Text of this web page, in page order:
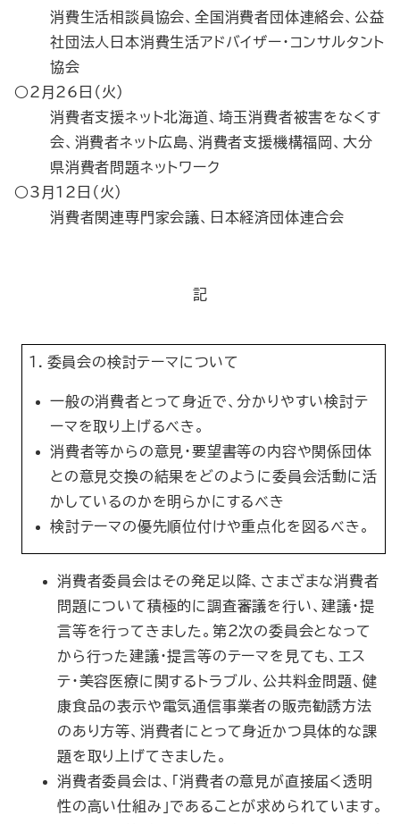
消費生活相談員協会、全国消費者団体連絡会、公益
社団法人日本消費生活アドバイザー・コンサルタント
協会
○2月26日（火）
消費者支援ネット北海道、埼玉消費者被害をなくす
会、消費者ネット広島、消費者支援機構福岡、大分
県消費者問題ネットワーク
○3月12日（火）
消費者関連専門家会議、日本経済団体連合会
記
１．委員会の検討テーマについて
一般の消費者とって身近で、分かりやすい検討テ
ーマを取り上げるべき。
消費者等からの意見・要望書等の内容や関係団体
との意見交換の結果をどのように委員会活動に活
かしているのかを明らかにするべき
検討テーマの優先順位付けや重点化を図るべき。
消費者委員会はその発足以降、さまざまな消費者
問題について積極的に調査審議を行い、建議・提
言等を行ってきました。第２次の委員会となって
から行った建議・提言等のテーマを見ても、エス
テ・美容医療に関するトラブル、公共料金問題、健
康食品の表示や電気通信事業者の販売勧誘方法
のあり方等、消費者にとって身近かつ具体的な課
題を取り上げてきました。
消費者委員会は、「消費者の意見が直接届く透明
性の高い仕組み」であることが求められています。